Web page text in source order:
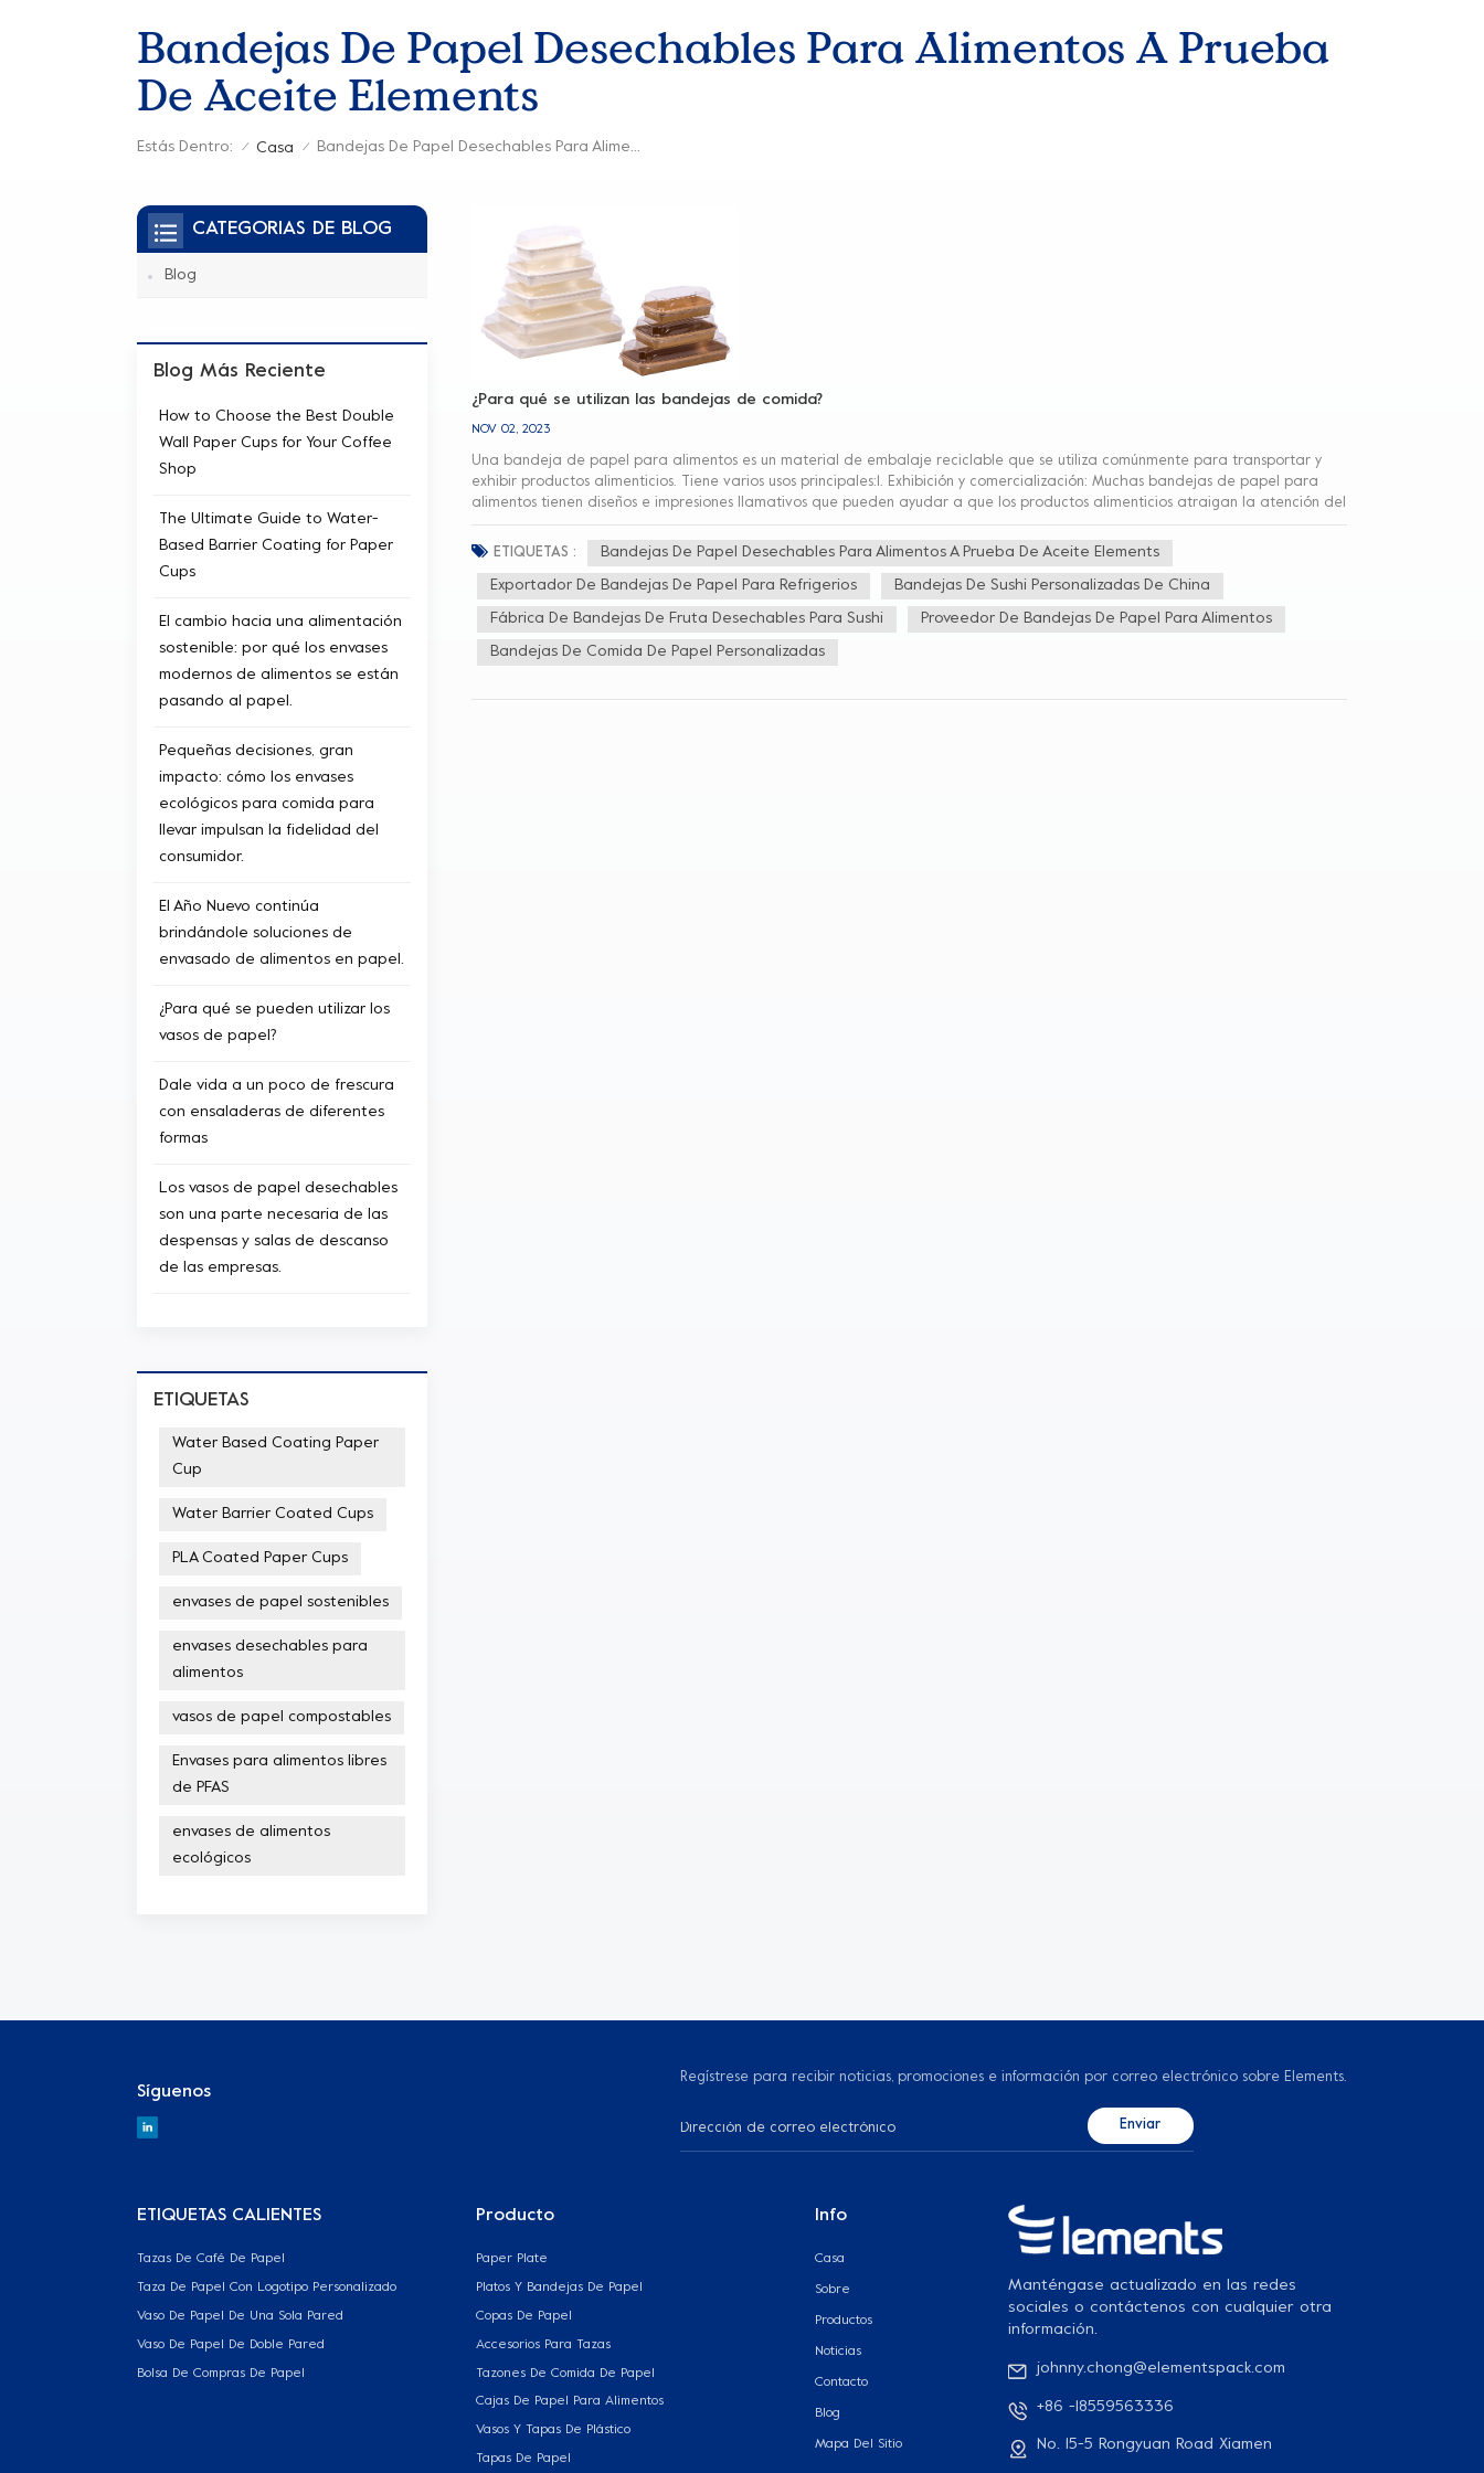
Bandejas De Papel Desechables Para Alimentos A Prueba
De Aceite Elements
Estás Dentro: / Casa / Bandejas De Papel Desechables Para Alimentos A Prueba De Aceite Elements
¿Para qué se utilizan las bandejas de comida?
NOV 02, 2023
Una bandeja de papel para alimentos es un material de embalaje reciclable que se utiliza comúnmente para transportar y
exhibir productos alimenticios. Tiene varios usos principales:1. Exhibición y comercialización: Muchas bandejas de papel para
alimentos tienen diseños e impresiones llamativos que pueden ayudar a que los productos alimenticios atraigan la atención del
cliente en un entorno minorista. Se pueden utilizar en una variedad de colores, formas y patrones para mostrar y transmitir una
imagen de marca, aumentando las ventas y la exposición del producto.2. Protección del transporte: una bandeja de papel
para alimentos puede proporcionar una estructura de soporte resistente para proteger los productos alimenticios contra
daños durante el transporte. Puede soportar un cierto peso y proporcionar un soporte estable para garantizar que los
alimentos no se inclinen, colapsen ni choquen durante el transporte.3. Apilamiento de cargas: Debido al diseño y estructura de
las bandejas de papel para alimentos, se pueden apilar entre sí para minimizar el espacio requerido para su almacenamiento
y transporte. Esto es importante para la eficiencia del almacenamiento y el transporte, ya que reduce la cantidad de espacio
ETIQUETAS : Bandejas De Papel Desechables Para Alimentos A Prueba De Aceite Elements
Exportador De Bandejas De Papel Para Refrigerios Bandejas De Sushi Personalizadas De China
Fábrica De Bandejas De Fruta Desechables Para Sushi Proveedor De Bandejas De Papel Para Alimentos
Bandejas De Comida De Papel Personalizadas
CATEGORIAS DE BLOG
Blog
Blog Más Reciente
How to Choose the Best Double
Wall Paper Cups for Your Coffee
Shop
The Ultimate Guide to Water-
Based Barrier Coating for Paper
Cups
El cambio hacia una alimentación
sostenible: por qué los envases
modernos de alimentos se están
pasando al papel.
Pequeñas decisiones, gran
impacto: cómo los envases
ecológicos para comida para
llevar impulsan la fidelidad del
consumidor.
El Año Nuevo continúa
brindándole soluciones de
envasado de alimentos en papel.
¿Para qué se pueden utilizar los
vasos de papel?
Dale vida a un poco de frescura
con ensaladeras de diferentes
formas
Los vasos de papel desechables
son una parte necesaria de las
despensas y salas de descanso
de las empresas.
ETIQUETAS
Water Based Coating Paper
Cup
Water Barrier Coated Cups
PLA Coated Paper Cups
envases de papel sostenibles
envases desechables para
alimentos
vasos de papel compostables
Envases para alimentos libres
de PFAS
envases de alimentos
ecológicos
Síguenos
Regístrese para recibir noticias, promociones e información por correo electrónico sobre Elements.
ETIQUETAS CALIENTES
Tazas De Café De Papel
Taza De Papel Con Logotipo Personalizado
Vaso De Papel De Una Sola Pared
Vaso De Papel De Doble Pared
Bolsa De Compras De Papel
Producto
Paper Plate
Platos Y Bandejas De Papel
Copas De Papel
Accesorios Para Tazas
Tazones De Comida De Papel
Cajas De Papel Para Alimentos
Vasos Y Tapas De Plástico
Tapas De Papel
Info
Casa
Sobre
Productos
Noticias
Contacto
Blog
Mapa Del Sitio
Manténgase actualizado en las redes
sociales o contáctenos con cualquier otra
información.
johnny.chong@elementspack.com
+86 -18559563336
No. 15-5 Rongyuan Road Xiamen